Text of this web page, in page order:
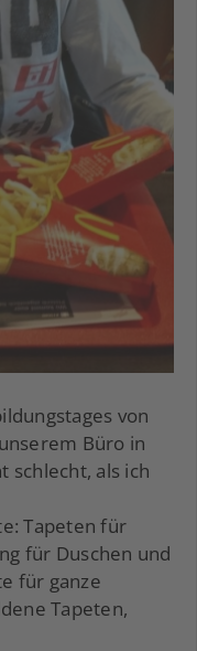
von
Büro in
schlecht, als ich
Tapeten für
für Duschen und
für ganze
Tapeten,